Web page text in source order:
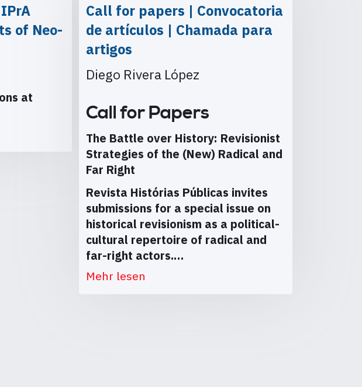
of Neo-
at
Call for papers | Convocatoria
de artículos | Chamada para
artigos
Diego Rivera López
Call for Papers
The Battle over History: Revisionist
Strategies of the (New) Radical and
Far Right
Revista Histórias Públicas invites
submissions for a special issue on
historical revisionism as a political-
cultural repertoire of radical and
far-right actors.…
Mehr lesen